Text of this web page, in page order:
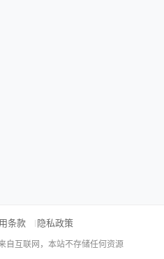
条款 隐私政策
自互联网，本站不存储任何资源